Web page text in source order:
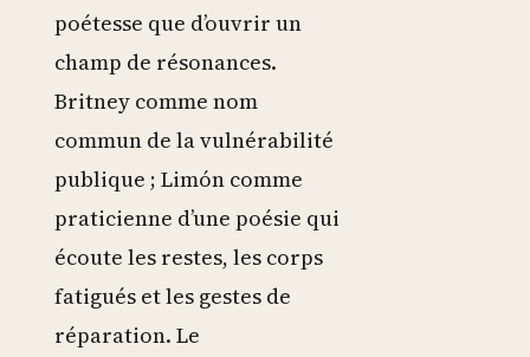
poétesse que d’ouvrir un
champ de résonances.
Britney comme nom
commun de la vulnérabilité
publique ; Limón comme
praticienne d’une poésie qui
écoute les restes, les corps
fatigués et les gestes de
réparation. Le